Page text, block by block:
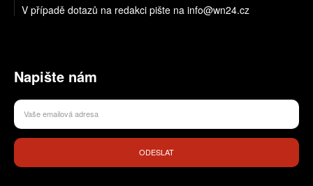
V případě dotazů na redakci pište na info@wn24.cz
Napište nám
ODESLAT